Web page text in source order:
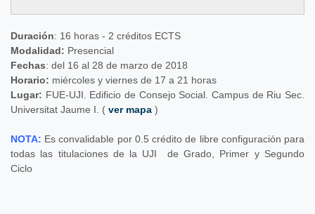
Duración: 16 horas - 2 créditos ECTS
Modalidad: Presencial
Fechas: del 16 al 28 de marzo de 2018
Horario: miércoles y viernes de 17 a 21 horas
Lugar: FUE-UJI. Edificio de Consejo Social. Campus de Riu Sec.
Universitat Jaume I. ( ver mapa )
NOTA: Es convalidable por 0.5 crédito de libre configuración para
todas las titulaciones de la UJI de Grado, Primer y Segundo
Ciclo